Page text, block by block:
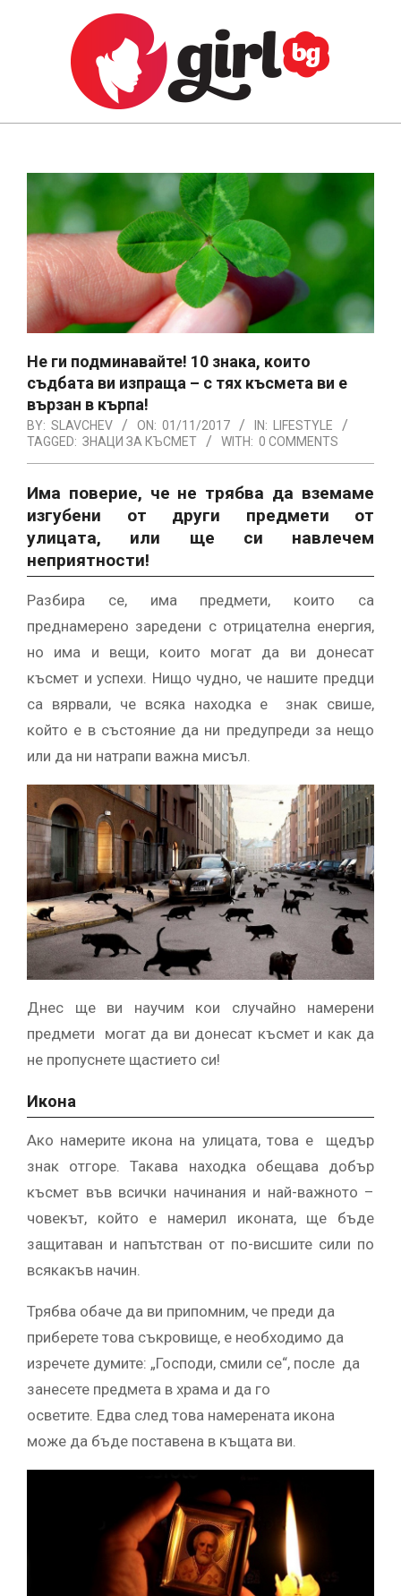
GIRL.BG
Navigation
Menu
Не ги подминавайте! 10 знака, които
съдбата ви изпраща – с тях късмета ви е
вързан в кърпа!
BY: SLAVCHEV ON: 01/11/2017 IN: LIFESTYLE
TAGGED: ЗНАЦИ ЗА КЪСМЕТ WITH: 0 COMMENTS
Има поверие, че не трябва да вземаме
изгубени от други предмети от
улицата, или ще си навлечем
неприятности!
Разбира се, има предмети, които са
преднамерено заредени с отрицателна енергия,
но има и вещи, които могат да ви донесат
късмет и успехи. Нищо чудно, че нашите предци
са вярвали, че всяка находка е знак свише,
който е в състояние да ни предупреди за нещо
или да ни натрапи важна мисъл.
Днес ще ви научим кои случайно намерени
предмети могат да ви донесат късмет и как да
не пропуснете щастието си!
Икона
Ако намерите икона на улицата, това е щедър
знак отгоре. Такава находка обещава добър
късмет във всички начинания и най-важното –
човекът, който е намерил иконата, ще бъде
защитаван и напътстван от по-висшите сили по
всякакъв начин.
Трябва обаче да ви припомним, че преди да
приберете това съкровище, е необходимо да
изречете думите: „Господи, смили се“, после да
занесете предмета в храма и да го
осветите. Едва след това намерената икона
може да бъде поставена в къщата ви.